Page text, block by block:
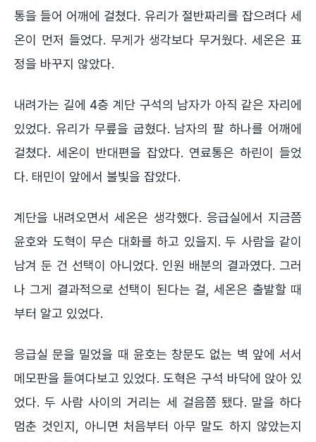
통을 들어 어깨에 걸쳤다. 유리가 절반짜리를 잡으려다 세
온이 먼저 들었다. 무게가 생각보다 무거웠다. 세온은 표
정을 바꾸지 않았다.
내려가는 길에 4층 계단 구석의 남자가 아직 같은 자리에
있었다. 유리가 무릎을 굽혔다. 남자의 팔 하나를 어깨에
걸쳤다. 세온이 반대편을 잡았다. 연료통은 하린이 들었
다. 태민이 앞에서 불빛을 잡았다.
계단을 내려오면서 세온은 생각했다. 응급실에서 지금쯤
윤호와 도혁이 무슨 대화를 하고 있을지. 두 사람을 같이
남겨 둔 건 선택이 아니었다. 인원 배분의 결과였다. 그러
나 그게 결과적으로 선택이 된다는 걸, 세온은 출발할 때
부터 알고 있었다.
응급실 문을 밀었을 때 윤호는 창문도 없는 벽 앞에 서서
메모판을 들여다보고 있었다. 도혁은 구석 바닥에 앉아 있
었다. 두 사람 사이의 거리는 세 걸음쯤 됐다. 말을 하다
멈춘 것인지, 아니면 처음부터 아무 말도 하지 않았는지